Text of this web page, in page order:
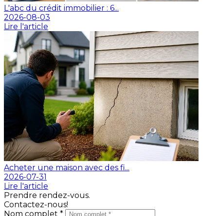
L'abc du crédit immobilier : 6...
2026-08-03
Lire l'article
Acheter une maison avec des fi...
2026-07-31
Lire l'article
Prendre rendez-vous.
Contactez-nous!
Nom complet *